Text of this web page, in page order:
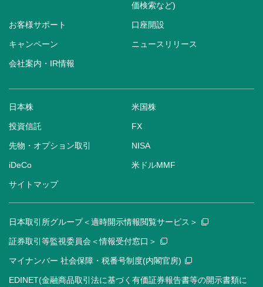
価検索など)
お客様サポート 口座開設
キャンペーン ニュースリリース
会社案内・IR情報
日本株 米国株
投資信託 FX
先物・オプション取引 NISA
iDeCo 米ドルMMF
サイトマップ
日本取引所グループ＜適時開示情報閲覧サービス＞
証券取引等監視委員会＜情報受付窓口＞
マイナンバー 社会保障・税番号制度(内閣官房)
EDINET(金融商品取引法に基づく有価証券報告書等の開示書類に